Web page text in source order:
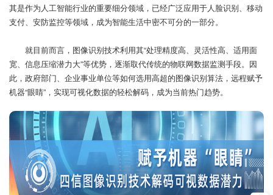
其是作为人工智能行业的重要细分领域，已经广泛应用于人脸识别、移动
支付、安防监控等领域，成为智能生活中密不可分的一部分。
就目前而言，图像识别技术利用其“处理精度高、灵活性高、适用面
宽、信息压缩潜力大”等优势，逐渐取代传统的物联网数据监测手段。因
此，政府部门、企业事业单位等如何选用高超的图像识别算法，远程赋予
机器“眼睛”，实现可视化数据的轻松解码，成为当前热门趋势。